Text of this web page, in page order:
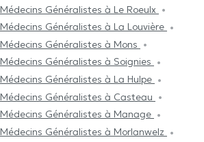
Médecins Généralistes à Le Roeulx
Médecins Généralistes à La Louvière
Médecins Généralistes à Mons
Médecins Généralistes à Soignies
Médecins Généralistes à La Hulpe
Médecins Généralistes à Casteau
Médecins Généralistes à Manage
Médecins Généralistes à Morlanwelz